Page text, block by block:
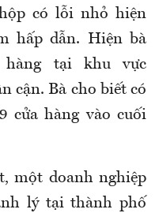
có lỗi nhỏ hiện
hấp dẫn. Hiện bà
hàng tại khu vực
cận. Bà cho biết có
cửa hàng vào cuối
một doanh nghiệp
lý tại thành phố